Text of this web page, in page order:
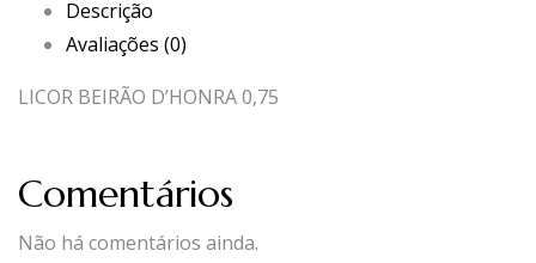
Descrição
Avaliações (0)
LICOR BEIRÃO D’HONRA 0,75
Comentários
Não há comentários ainda.